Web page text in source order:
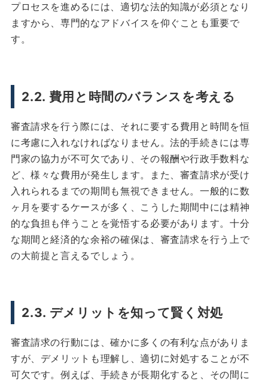
プロセスを進めるには、適切な法的知識が必須となり
ますから、専門的なアドバイスを仰ぐことも重要で
す。
2.2. 費用と時間のバランスを考える
審査請求を行う際には、それに要する費用と時間を恒
に考慮に入れなければなりません。法的手続きには専
門家の協力が不可欠であり、その報酬や行政手数料な
ど、様々な費用が発生します。また、審査請求が受け
入れられるまでの期間も無視できません。一般的に数
ヶ月を要するケースが多く、こうした期間中には精神
的な負担も伴うことを覚悟する必要があります。十分
な期間と経済的な余裕の確保は、審査請求を行う上で
の大前提と言えるでしょう。
2.3. デメリットを知って賢く対処
審査請求の行動には、確かに多くの有利な点がありま
すが、デメリットも理解し、適切に対処することが不
可欠です。例えば、手続きが長期化すると、その間に